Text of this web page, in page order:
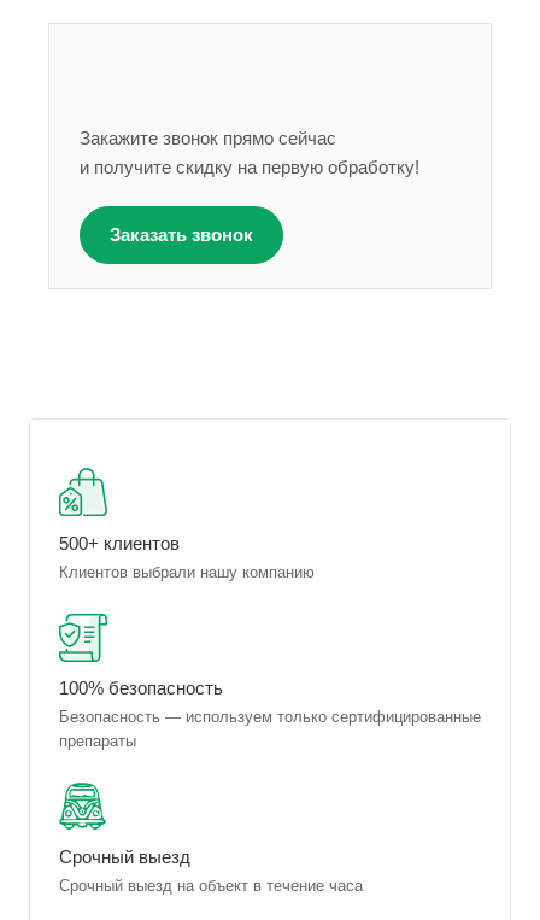
Закажите звонок прямо сейчас
и получите скидку на первую обработку!
Заказать звонок
500+ клиентов
Клиентов выбрали нашу компанию
100% безопасность
Безопасность — используем только сертифицированные
препараты
Срочный выезд
Срочный выезд на объект в течение часа